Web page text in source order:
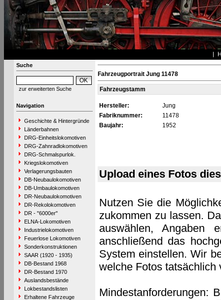
Suche
zur erweiterten Suche
Navigation
Geschichte & Hintergründe
Länderbahnen
DRG-Einheitslokomotiven
DRG-Zahnradlokomotiven
DRG-Schmalspurlok.
Kriegslokomotiven
Verlagerungsbauten
DB-Neubaulokomotiven
DB-Umbaulokomotiven
DR-Neubaulokomotiven
DR-Rekolokomotiven
DR - "6000er"
ELNA-Lokomotiven
Industrielokomotiven
Feuerlose Lokomotiven
Sonderkonstruktionen
SAAR (1920 - 1935)
DB-Bestand 1968
DR-Bestand 1970
Auslandsbestände
Lokbestandslisten
Erhaltene Fahrzeuge
Fahrzeugportrait Jung 11478
Fahrzeugstamm
Hersteller:
Jung
Fabriknummer:
11478
Baujahr:
1952
Upload eines Fotos
Nutzen Sie die
zukommen zu lassen.
auswählen, Angaben
anschließend das
System einstellen. Wir
welche Fotos tatsächlich
Mindestanforderungen: